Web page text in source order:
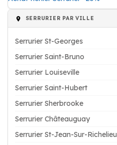
SERRURIER PAR VILLE
Serrurier St-Georges
Serrurier Saint-Bruno
Serrurier Louiseville
Serrurier Saint-Hubert
Serrurier Sherbrooke
Serrurier Châteauguay
Serrurier St-Jean-Sur-Richelieu